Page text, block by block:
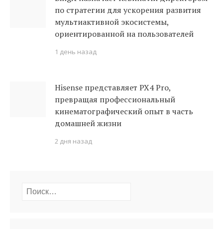
по стратегии для ускорения развития
мультиактивной экосистемы,
ориентированной на пользователей
1 день назад
Hisense представляет PX4 Pro,
превращая профессиональный
кинематографический опыт в часть
домашней жизни
2 дня назад
Найти: